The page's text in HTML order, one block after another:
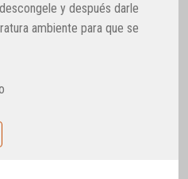
y después darle
ambiente para que se